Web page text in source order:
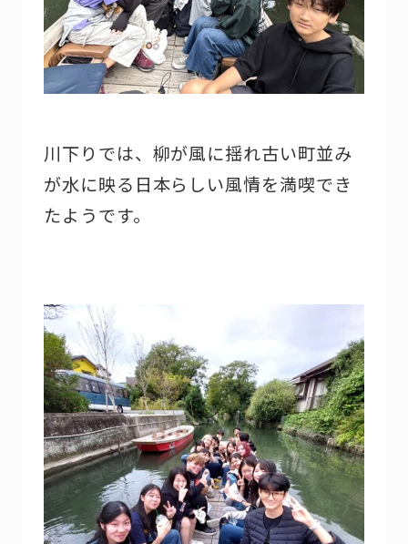
川下りでは、柳が風に揺れ古い町並み
が水に映る日本らしい風情を満喫でき
たようです。